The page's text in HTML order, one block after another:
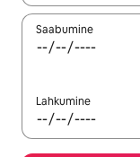
Saabumine
Lahkumine